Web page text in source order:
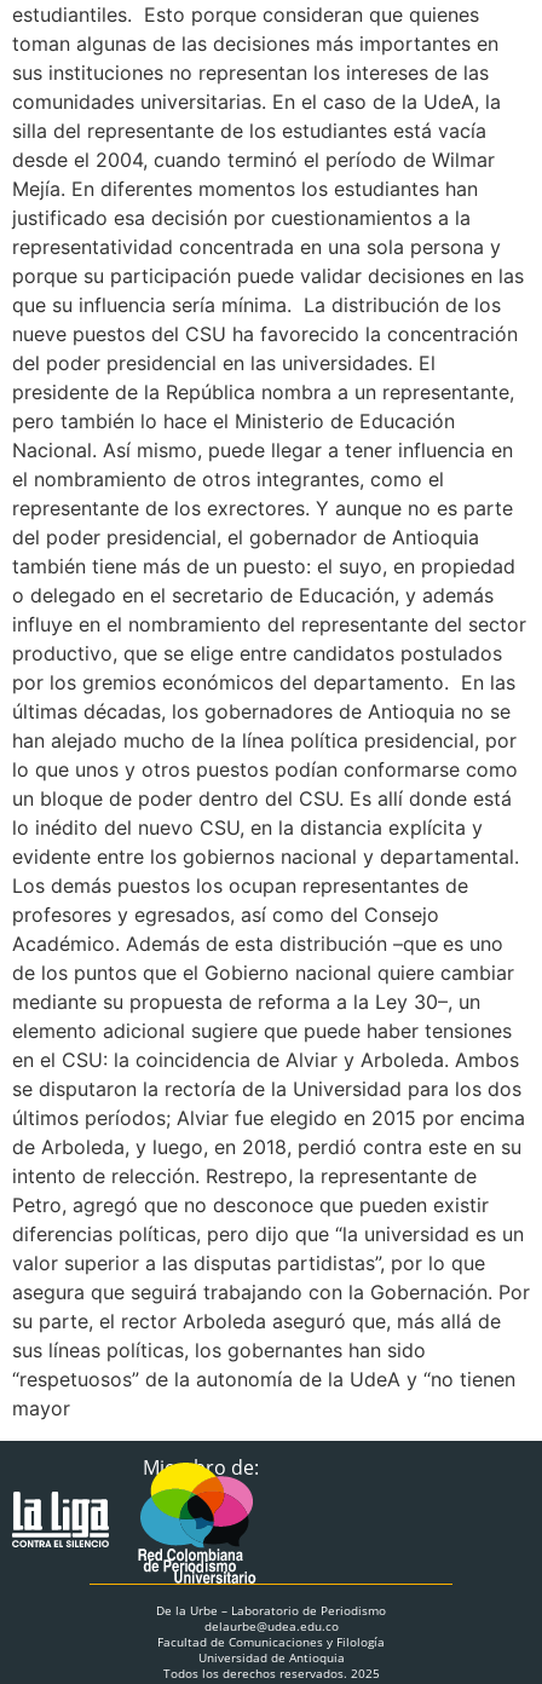
estudiantiles. Esto porque consideran que quienes
toman algunas de las decisiones más importantes en
sus instituciones no representan los intereses de las
comunidades universitarias. En el caso de la UdeA, la
silla del representante de los estudiantes está vacía
desde el 2004, cuando terminó el período de Wilmar
Mejía. En diferentes momentos los estudiantes han
justificado esa decisión por cuestionamientos a la
representatividad concentrada en una sola persona y
porque su participación puede validar decisiones en las
que su influencia sería mínima. La distribución de los
nueve puestos del CSU ha favorecido la concentración
del poder presidencial en las universidades. El
presidente de la República nombra a un representante,
pero también lo hace el Ministerio de Educación
Nacional. Así mismo, puede llegar a tener influencia en
el nombramiento de otros integrantes, como el
representante de los exrectores. Y aunque no es parte
del poder presidencial, el gobernador de Antioquia
también tiene más de un puesto: el suyo, en propiedad
o delegado en el secretario de Educación, y además
influye en el nombramiento del representante del sector
productivo, que se elige entre candidatos postulados
por los gremios económicos del departamento. En las
últimas décadas, los gobernadores de Antioquia no se
han alejado mucho de la línea política presidencial, por
lo que unos y otros puestos podían conformarse como
un bloque de poder dentro del CSU. Es allí donde está
lo inédito del nuevo CSU, en la distancia explícita y
evidente entre los gobiernos nacional y departamental.
Los demás puestos los ocupan representantes de
profesores y egresados, así como del Consejo
Académico. Además de esta distribución –que es uno
de los puntos que el Gobierno nacional quiere cambiar
mediante su propuesta de reforma a la Ley 30–, un
elemento adicional sugiere que puede haber tensiones
en el CSU: la coincidencia de Alviar y Arboleda. Ambos
se disputaron la rectoría de la Universidad para los dos
últimos períodos; Alviar fue elegido en 2015 por encima
de Arboleda, y luego, en 2018, perdió contra este en su
intento de relección. Restrepo, la representante de
Petro, agregó que no desconoce que pueden existir
diferencias políticas, pero dijo que “la universidad es un
valor superior a las disputas partidistas”, por lo que
asegura que seguirá trabajando con la Gobernación. Por
su parte, el rector Arboleda aseguró que, más allá de
sus líneas políticas, los gobernantes han sido
“respetuosos” de la autonomía de la UdeA y “no tienen
mayor
Miembro de:
De la Urbe – Laboratorio de Periodismo
delaurbe@udea.edu.co
Facultad de Comunicaciones y Filología
Universidad de Antioquia
Todos los derechos reservados. 2025